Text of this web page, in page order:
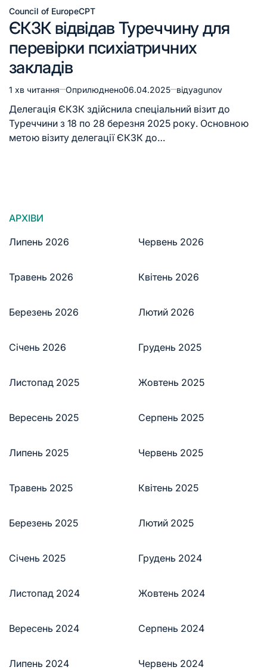
Council of EuropeCPT
ЄКЗК відвідав Туреччину для
перевірки психіатричних
закладів
1 хв читання Оприлюднено06.04.2025 відyagunov
Делегація ЄКЗК здійснила спеціальний візит до
Туреччини з 18 по 28 березня 2025 року. Основною
метою візиту делегації ЄКЗК до…
АРХІВИ
Липень 2026
Червень 2026
Травень 2026 Квітень 2026
Березень 2026 Лютий 2026
Січень 2026 Грудень 2025
Листопад 2025 Жовтень 2025
Вересень 2025 Серпень 2025
Липень 2025 Червень 2025
Травень 2025 Квітень 2025
Березень 2025 Лютий 2025
Січень 2025 Грудень 2024
Листопад 2024 Жовтень 2024
Вересень 2024 Серпень 2024
Липень 2024 Червень 2024